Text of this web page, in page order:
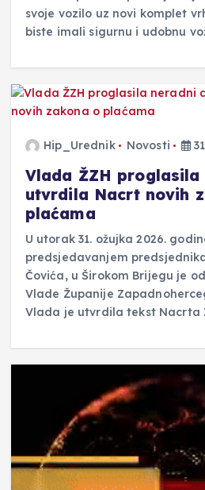
svoje vozilo uz novi komplet
biste imali sigurnu i udobnu
Hip_Urednik Novosti
Vlada ŽZH
utvrdila Nacrt novih
plaćama
U utorak 31. ožujka 2026.
predsjedavanjem
Čovića, u Širokom Brijegu je
Vlade Županije
Vlada je utvrdila tekst Nacrta